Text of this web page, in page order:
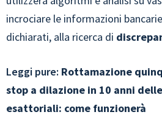
incrociare le informazioni
dichiarati, alla ricerca di
Leggi pure: Rottamazione
stop a dilazione in 10 anni
esattoriali: come funzionerà